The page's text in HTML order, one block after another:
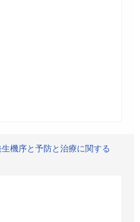
機序と予防と治療に関する